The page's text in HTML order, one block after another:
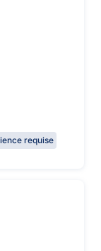
requise